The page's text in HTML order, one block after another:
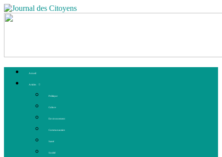
Accueil
Articles
Politique
Culture
Environnement
Communautaire
Santé
Société